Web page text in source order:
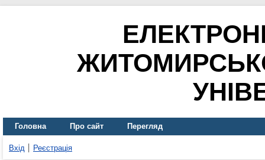
Головна Про сайт Перегляд
Вхід Реєстрація